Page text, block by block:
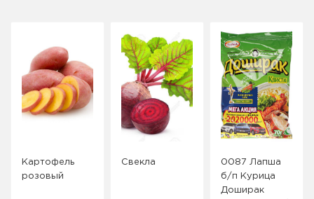
Картофель
розовый
Свекла
0087 Лапша
б/п Курица
Доширак